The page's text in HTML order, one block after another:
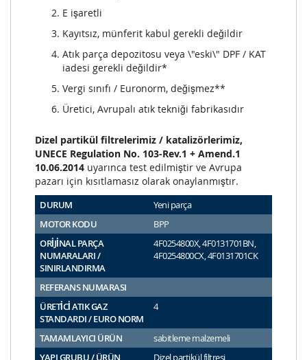
E işaretli
Kayıtsız, münferit kabul gerekli değildir
Atık parça depozitosu veya \"eski\" DPF / KAT
iadesi gerekli değildir*
Vergi sınıfı / Euronorm, değişmez**
Üretici, Avrupalı atık tekniği fabrikasıdır
Dizel partikül filtrelerimiz / katalizörlerimiz,
UNECE Regulation No. 103-Rev.1 + Amend.1
10.06.2014 uyarınca test edilmiştir ve Avrupa
pazarı için kısıtlamasız olarak onaylanmıştır.
DURUM
Yeni parça
MOTOR KODU
BPP
ORİJİNAL PARÇA
NUMARALARI /
SINIRLANDIRMA
4F0254800X, 4F0131701BN,
4F0254800CX, 4F0131701CK
REFERANS NUMARASI
ÜRETİCİ ATIK GAZ
STANDARDI / EURO NORM
4
TAMAMLAYICI ÜRÜN
sabitleme malzemeli
YAPI GRUBU / ÜRÜN
Dizel partikül filtresi